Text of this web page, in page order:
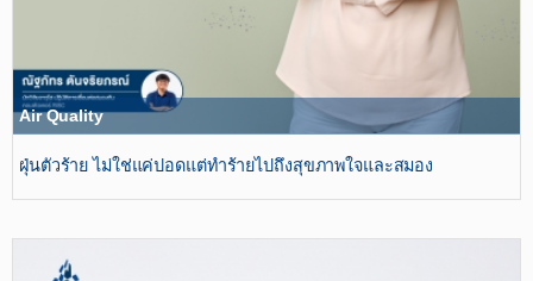
Air Quality
ฝุ่นตัวร้าย ไม่ใช่แค่ปอดแต่ทำร้ายไปถึงสุขภาพใจและสมอง